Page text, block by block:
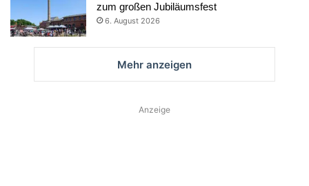
zum großen Jubiläumsfest
6. August 2026
Mehr anzeigen
Anzeige